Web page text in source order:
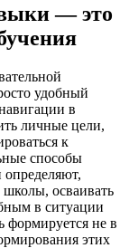
— это
удобный
в
личные цели,
к
способы
школы, осваивать
в ситуации
формируется не в
этих